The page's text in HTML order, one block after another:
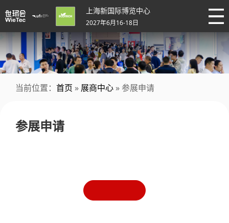
上海新国际博览中心
2027年6月16-18日
当前位置： 首页 » 展商中心 » 参展申请
参展申请